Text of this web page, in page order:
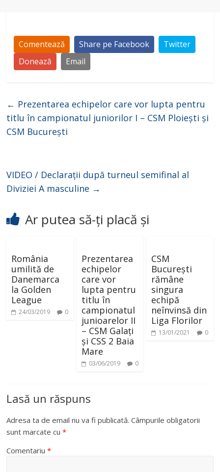
Comentează Share pe Facebook
Twitter
Donează
Email
← Prezentarea echipelor care vor lupta pentru
titlu în campionatul juniorilor I – CSM Ploiești și
CSM București
VIDEO / Declarații după turneul semifinal al
Diviziei A masculine →
Ar putea să-ți placă și
România
umilită de
Danemarca
la Golden
League
24/03/2019 0
Prezentarea
echipelor
care vor
lupta pentru
titlu în
campionatul
junioarelor II
– CSM Galați
și CSS 2 Baia
Mare
03/06/2019 0
CSM
București
rămâne
singura
echipă
neînvinsă din
Liga Florilor
13/01/2021 0
Lasă un răspuns
Adresa ta de email nu va fi publicată. Câmpurile obligatorii
sunt marcate cu*
Comentariu*